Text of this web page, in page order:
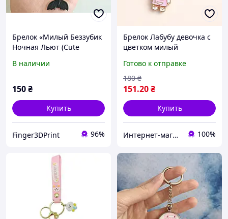
Брелок «Милый Беззубик
Ночная Льют (Cute
Articulated Keychain)» 8
В наличии
150₴
Купить
Finger3DPrint 96%
Брелок Лабубу девочка с
цветком милый
ключи или сумку розовый
Готово к отправке
151.20₴
180 ₴
Купить
Интернет-магазин "Aliri" 100%